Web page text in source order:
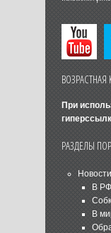
ВОЗРАСТНАЯ
При
РАЗДЕЛЫ
Новости
В
В